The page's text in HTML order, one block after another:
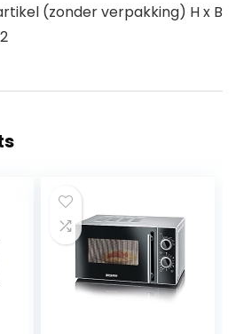
(zonder verpakking) H x B